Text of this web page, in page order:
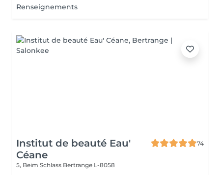
Renseignements
Institut de beauté Eau'
Céane
74
5, Beim Schlass Bertrange L-8058